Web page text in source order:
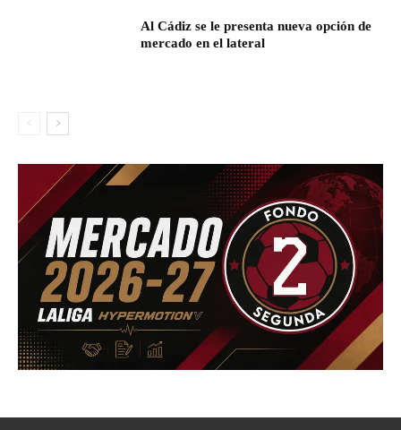
Al Cádiz se le presenta nueva opción de
mercado en el lateral